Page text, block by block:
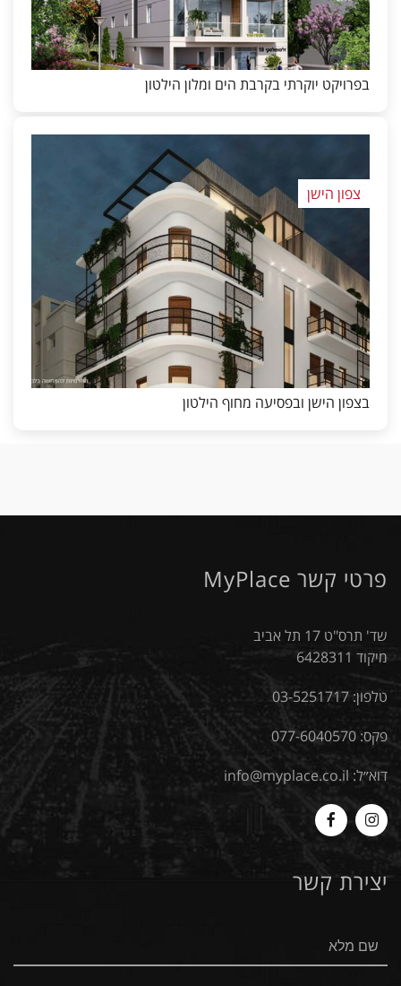
בפרויקט יוקרתי בקרבת הים ומלון הילטון
צפון הישן
בצפון הישן ובפסיעה מחוף הילטון
פרטי קשר MyPlace
שד' תרס"ט 17 תל אביב
מיקוד 6428311
טלפון: 03-5251717
פקס: 077-6040570
דוא״ל: info@myplace.co.il
Myplace
-
Instagram
MyPlace
Facebook
יצירת קשר